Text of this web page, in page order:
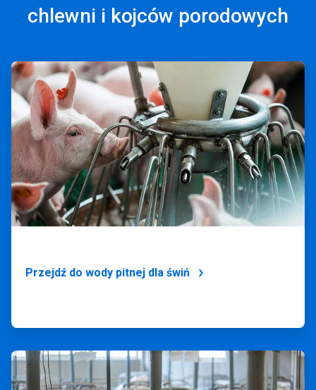
chlewni i kojców porodowych
ArticleTile
1
dla
Przejdź do wody pitnej dla świń
ArticleTile
dla